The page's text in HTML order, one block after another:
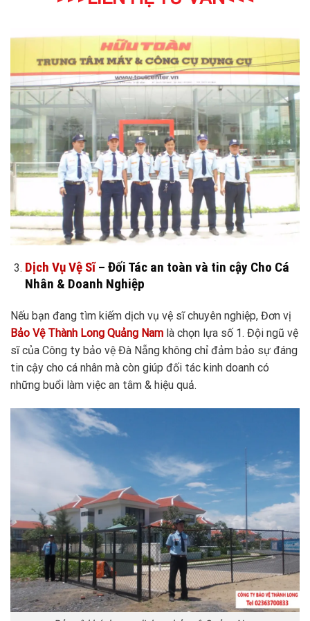
Dịch Vụ Vệ Sĩ– Đối Tác an toàn và tin cậy Cho Cá
Nhân & Doanh Nghiệp
Nếu bạn đang tìm kiếm dịch vụ vệ sĩ chuyên nghiệp, Đơn vị
Bảo Vệ Thành Long Quảng Nam là chọn lựa số 1. Đội ngũ vệ
sĩ của Công ty bảo vệ Đà Nẵng không chỉ đảm bảo sự đáng
tin cậy cho cá nhân mà còn giúp đối tác kinh doanh có
những buổi làm việc an tâm & hiệu quả.